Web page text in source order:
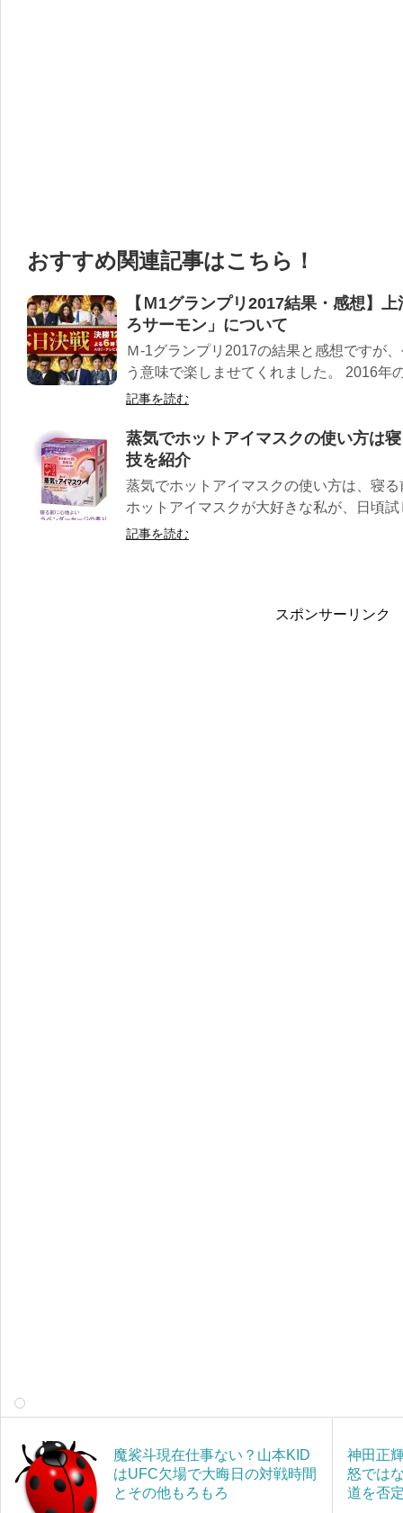
おすすめ関連記事はこちら！
【Ｍ1グランプリ2017結果・感想】
ろサーモン」について
Ｍ-1グランプリ2017の結果と感想ですが
う意味で楽しませてくれました。 2016年
記事を読む
蒸気でホットアイマスクの使い方は
技を紹介
蒸気でホットアイマスクの使い方は、寝
ホットアイマスクが大好きな私が、日頃
記事を読む
スポンサーリンク
魔裟斗現在仕事ない？山本KID
はUFC欠場で大晦日の対戦時間
とその他もろもろ
神田正
怒では
道を否